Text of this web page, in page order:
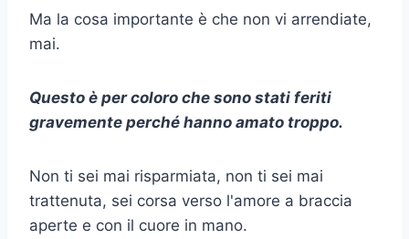
Ma la cosa importante è che non vi arrendiate,
mai.
Questo è per coloro che sono stati feriti
gravemente perché hanno amato troppo.
Non ti sei mai risparmiata, non ti sei mai
trattenuta, sei corsa verso l'amore a braccia
aperte e con il cuore in mano.